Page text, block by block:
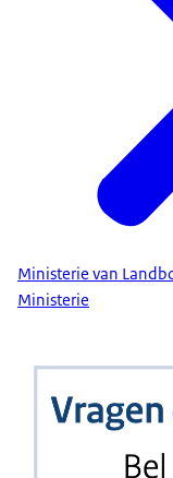
Ministerie van
Ministerie